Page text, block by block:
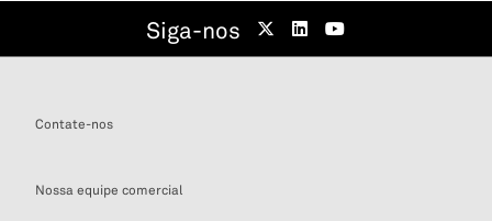
Siga-nos
Contate-nos
Nossa equipe comercial